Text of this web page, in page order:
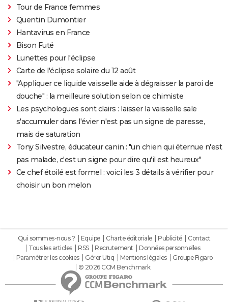
Tour de France femmes
Quentin Dumontier
Hantavirus en France
Bison Futé
Lunettes pour l'éclipse
Carte de l'éclipse solaire du 12 août
"Appliquer ce liquide vaisselle aide à dégraisser la paroi de
douche" : la meilleure solution selon ce chimiste
Les psychologues sont clairs : laisser la vaisselle sale
s'accumuler dans l'évier n'est pas un signe de paresse,
mais de saturation
Tony Silvestre, éducateur canin : "un chien qui éternue n'est
pas malade, c'est un signe pour dire qu'il est heureux"
Ce chef étoilé est formel : voici les 3 détails à vérifier pour
choisir un bon melon
Qui sommes-nous ? Equipe Charte éditoriale Publicité
Contact
Tous les articles
RSS Recrutement
Données personnelles
Paramétrer les cookies
Gérer Utiq Mentions légales
Groupe Figaro
© 2026 CCM Benchmark